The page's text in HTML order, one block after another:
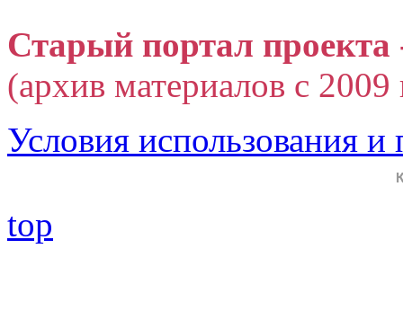
Старый портал
(архив материалов с
Условия использования
top